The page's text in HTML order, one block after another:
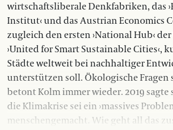
wirtschaftsliberale Denkfabriken, das
Institut‹ und das Austrian Economics
zugleich den ersten ›National Hub‹
›United for Smart Sustainable Cities‹,
Städte weltweit bei nachhaltiger
unterstützen soll. Ökologische Fragen
betont Kolm immer wieder. 2019 sagte
die Klimakrise sei ein ›massives
menschengemacht. Wie geht all das